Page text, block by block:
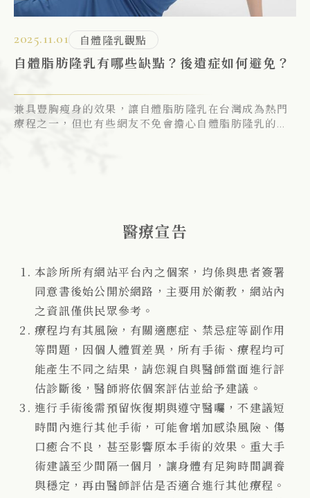
術後全攻略！
2025.11.01 自體隆乳觀點
自體脂肪隆乳有哪些缺點？後遺症如何避免？
兼具豐胸瘦身的效果，讓自體脂肪隆乳在台灣成為熱門
療程之一，但也有些網友不免會擔心自體脂肪隆乳的缺
醫療宣告
本診所所有網站平台內之個案，均係與患者簽署
同意書後始公開於網路，主要用於衛教，網站內
之資訊僅供民眾參考。
療程均有其風險，有關適應症、禁忌症等副作用
等問題，因個人體質差異，所有手術、療程均可
能產生不同之結果，請您親自與醫師當面進行評
估診斷後，醫師將依個案評估並給予建議。
進行手術後需預留恢復期與遵守醫囑，不建議短
時間內進行其他手術，可能會增加感染風險、傷
口癒合不良，甚至影響原本手術的效果。重大手
術建議至少間隔一個月，讓身體有足夠時間調養
與穩定，再由醫師評估是否適合進行其他療程。